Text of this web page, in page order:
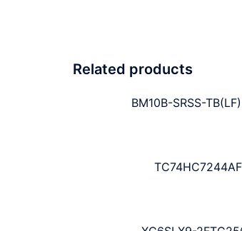
Related products
BM10B-SRSS-
TC74HC7244AF